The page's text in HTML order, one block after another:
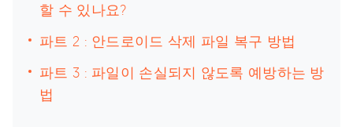
할 수 있나요?
파트 2 : 안드로이드 삭제 파일 복구 방법
파트 3 : 파일이 손실되지 않도록 예방하는 방
법